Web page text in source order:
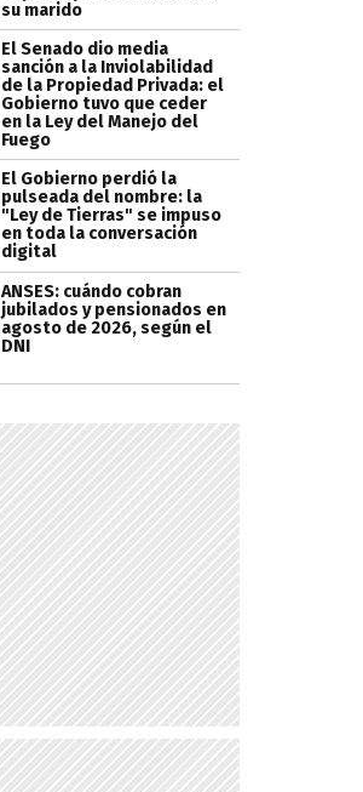
su marido
El Senado dio media
sanción a la Inviolabilidad
de la Propiedad Privada: el
Gobierno tuvo que ceder
en la Ley del Manejo del
Fuego
El Gobierno perdió la
pulseada del nombre: la
"Ley de Tierras" se impuso
en toda la conversación
digital
ANSES: cuándo cobran
jubilados y pensionados en
agosto de 2026, según el
DNI